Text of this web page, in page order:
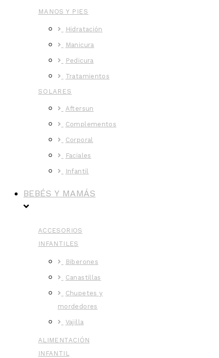
MANOS Y PIES
Hidratación
Manicura
Pedicura
Tratamientos
SOLARES
Aftersun
Complementos
Corporal
Faciales
Infantil
BEBÉS Y MAMÁS
ACCESORIOS
INFANTILES
Biberones
Canastillas
Chupetes y
mordedores
Vajilla
ALIMENTACIÓN
INFANTIL